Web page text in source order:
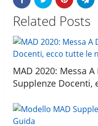
Related Posts
MAD 2020: Messa
Supplenze Docenti,